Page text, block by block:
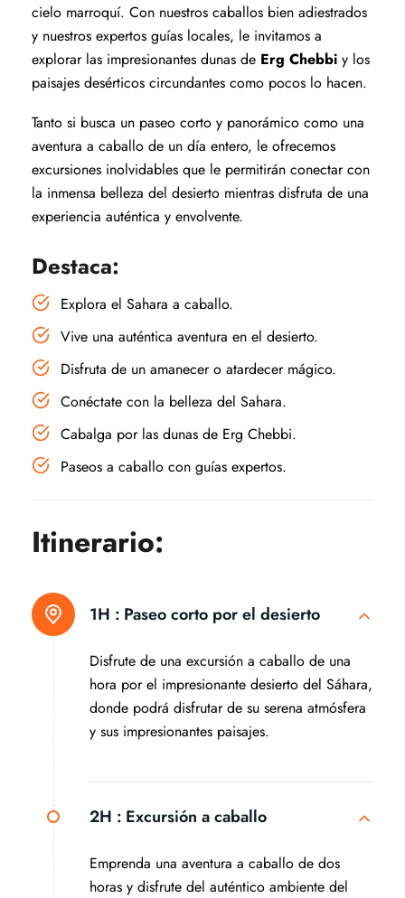
cielo marroquí. Con nuestros caballos bien adiestrados
y nuestros expertos guías locales, le invitamos a
explorar las impresionantes dunas de Erg Chebbi y los
paisajes desérticos circundantes como pocos lo hacen.
Tanto si busca un paseo corto y panorámico como una
aventura a caballo de un día entero, le ofrecemos
excursiones inolvidables que le permitirán conectar con
la inmensa belleza del desierto mientras disfruta de una
experiencia auténtica y envolvente.
Destaca:
Explora el Sahara a caballo.
Vive una auténtica aventura en el desierto.
Disfruta de un amanecer o atardecer mágico.
Conéctate con la belleza del Sahara.
Cabalga por las dunas de Erg Chebbi.
Paseos a caballo con guías expertos.
Itinerario:
1H : Paseo corto por el desierto
Disfrute de una excursión a caballo de una
hora por el impresionante desierto del Sáhara,
donde podrá disfrutar de su serena atmósfera
y sus impresionantes paisajes.
2H : Excursión a caballo
Emprenda una aventura a caballo de dos
horas y disfrute del auténtico ambiente del